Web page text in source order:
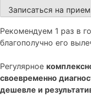
Записаться на прием
Рекомендуем 1 раз в
благополучно его
Регулярное
своевременно
дешевле и